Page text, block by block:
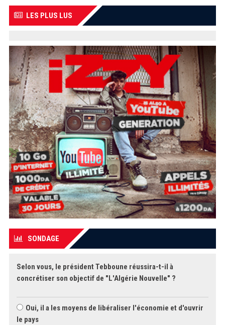
LES PLUS LUS
SONDAGE
Selon vous, le président Tebboune réussira-t-il à
concrétiser son objectif de "L'Algérie Nouvelle" ?
Oui, il a les moyens de libéraliser l'économie et d'ouvrir
le pays